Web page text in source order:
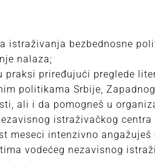
istraživanja bezbednosne
nalaza;
praksi priređujući preglede
politikama Srbije,
ali i da pomogneš u
istraživačkog centra
meseci intenzivno
vodećeg nezavisnog